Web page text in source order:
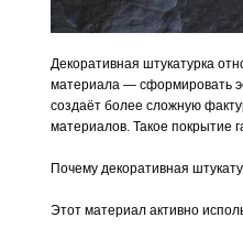
Декоративная штукатурка
материала — сформировать
создаёт более сложную
материалов. Такое покрытие
Почему декоративная
Этот материал активно